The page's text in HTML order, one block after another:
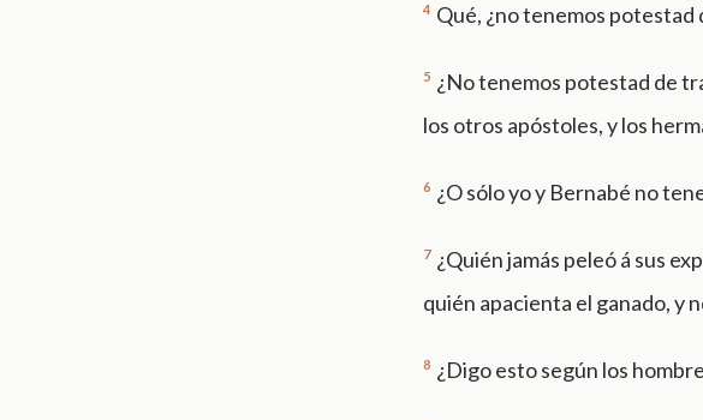
4 Qué, ¿no tenemos potestad
5 ¿No tenemos potestad de
los otros apóstoles, y los
6 ¿O sólo yo y Bernabé no
7 ¿Quién jamás peleó á sus
quién apacienta el ganado, y
8 ¿Digo esto según los